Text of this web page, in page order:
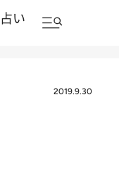
占い
2019.9.30